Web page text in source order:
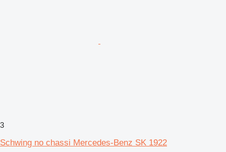
3
Schwing no chassi Mercedes-Benz SK 1922